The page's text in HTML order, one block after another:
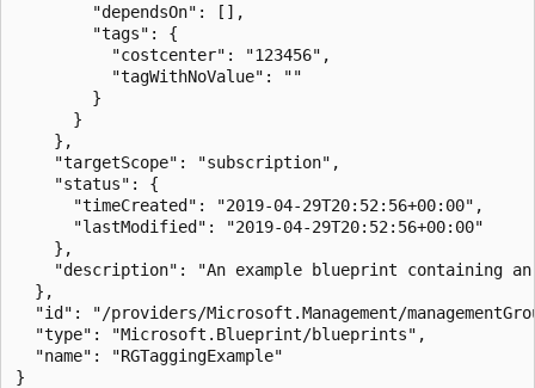
        "dependsOn": [],
        "tags": {
          "costcenter": "123456",
          "tagWithNoValue": ""
        }
      }
    },
    "targetScope": "subscription",
    "status": {
      "timeCreated": "2019-04-29T20:52:56+00:00",
      "lastModified": "2019-04-29T20:52:56+00:00"
    },
"description": "An example blueprint containing
  },
"id": "/providers/Microsoft.Management/
  "type": "Microsoft.Blueprint/blueprints",
  "name": "RGTaggingExample"
}